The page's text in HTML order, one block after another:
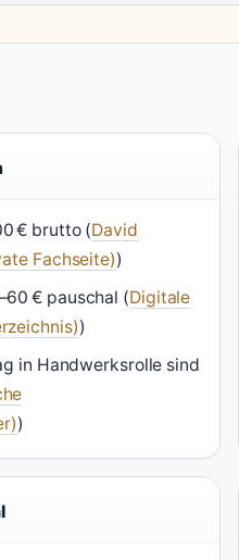
€ brutto (David
Fachseite))
€ pauschal (Digitale
)
in Handwerksrolle sind
)